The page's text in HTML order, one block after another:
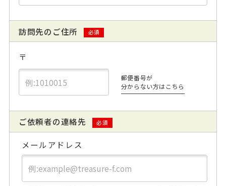
訪問先のご住所 必須
〒
郵便番号が
分からない方はこちら
ご依頼者の連絡先 必須
メールアドレス